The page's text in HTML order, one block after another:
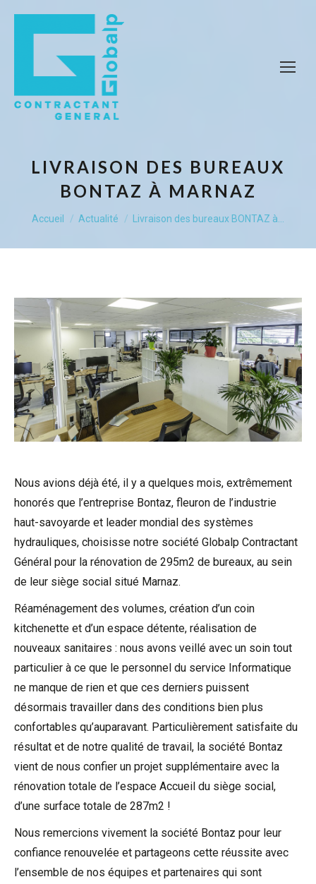
LIVRAISON DES BUREAUX
BONTAZ À MARNAZ
Vous êtes ici :
Accueil Actualité Livraison des bureaux BONTAZ à…
Nous avions déjà été, il y a quelques mois, extrêmement
honorés que l’entreprise Bontaz, fleuron de l’industrie
haut-savoyarde et leader mondial des systèmes
hydrauliques, choisisse notre société Globalp Contractant
Général pour la rénovation de 295m2 de bureaux, au sein
de leur siège social situé Marnaz.
Réaménagement des volumes, création d’un coin
kitchenette et d’un espace détente, réalisation de
nouveaux sanitaires : nous avons veillé avec un soin tout
particulier à ce que le personnel du service Informatique
ne manque de rien et que ces derniers puissent
désormais travailler dans des conditions bien plus
confortables qu’auparavant. Particulièrement satisfaite du
résultat et de notre qualité de travail, la société Bontaz
vient de nous confier un projet supplémentaire avec la
rénovation totale de l’espace Accueil du siège social,
d’une surface totale de 287m2 !
Nous remercions vivement la société Bontaz pour leur
confiance renouvelée et partageons cette réussite avec
l’ensemble de nos équipes et partenaires qui sont